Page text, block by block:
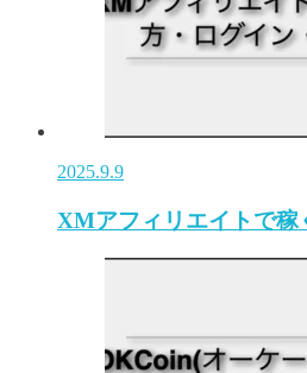
2025.9.9
XMアフィリエイトで稼